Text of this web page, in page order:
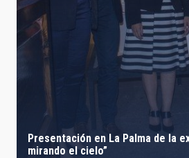
Presentación en La Palma de la
mirando el cielo”